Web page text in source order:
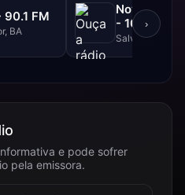
90.1 FM
BA
NovaBrasil
- 104.7 FM
Salvador, BA
›
e pode sofrer
pela emissora.